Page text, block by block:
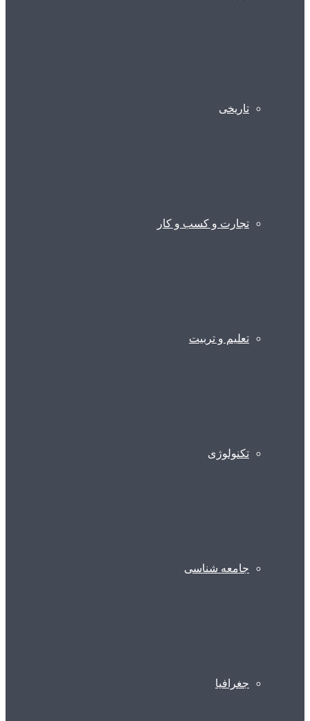
تاریخی
تجارت و کسب و کار
تعلیم و تربیت
تکنولوژی
جامعه شناسی
جغرافیا